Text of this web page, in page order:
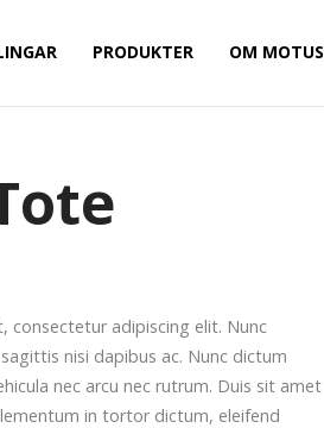
PRODUKTER OM MOTUS
consectetur adipiscing elit. Nunc
nisi dapibus ac. Nunc dictum
nec arcu nec rutrum. Duis sit amet
in tortor dictum, eleifend